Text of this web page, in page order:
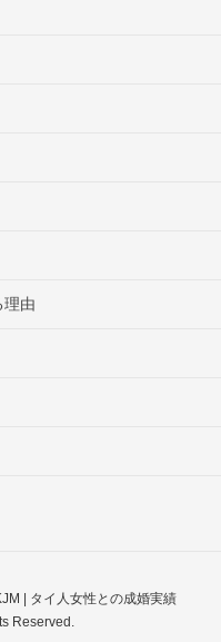
理由
| タイ人女性との成婚実績
Reserved.